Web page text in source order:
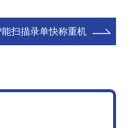
扫描录单快称重机